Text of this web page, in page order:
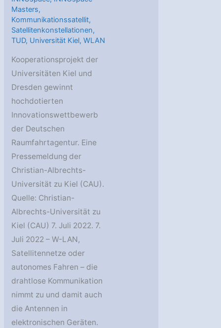
Masters,
Kommunikationssatellit,
Satellitenkonstellationen,
TUD, Universität Kiel,WLAN
Kooperationsprojekt der
Universitäten Kiel und
Dresden gewinnt
hochdotierten
Innovationswettbewerb
der Deutschen
Raumfahrtagentur. Eine
Pressemeldung der
Christian-Albrechts-
Universität zu Kiel (CAU).
Quelle: Christian-
Albrechts-Universität zu
Kiel (CAU) 7. Juli 2022. 7.
Juli 2022 – W-LAN,
Satellitennetze oder
autonomes Fahren – die
drahtlose Kommunikation
nimmt zu und damit auch
die Antennen in
elektronischen Geräten.